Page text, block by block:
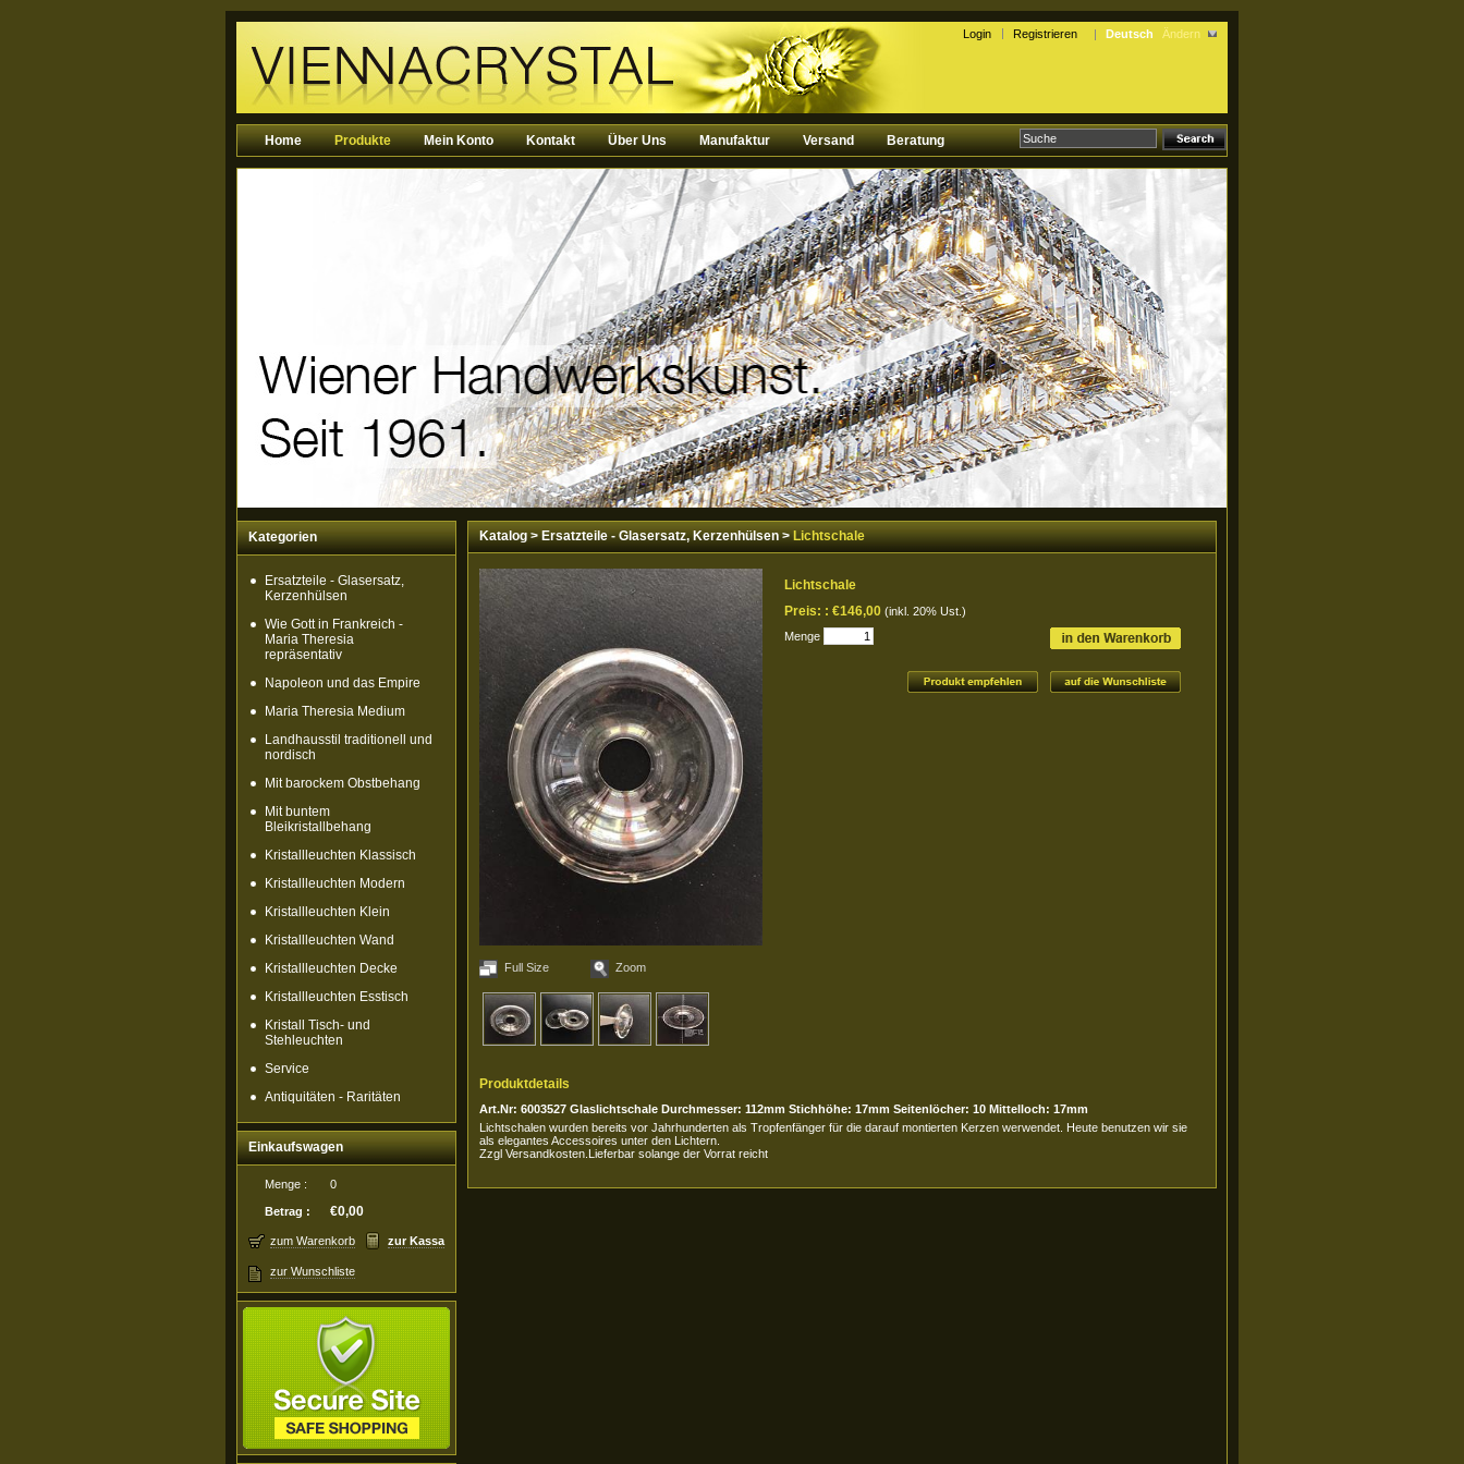
Deutsch Ändern
Login Registrieren
Home Produkte Mein Konto Kontakt Über Uns Manufaktur Versand Beratung
Kategorien
Ersatzteile - Glasersatz,
Kerzenhülsen
Wie Gott in Frankreich -
Maria Theresia
repräsentativ
Napoleon und das Empire
Maria Theresia Medium
Landhausstil traditionell und
nordisch
Mit barockem Obstbehang
Mit buntem
Bleikristallbehang
Kristallleuchten Klassisch
Kristallleuchten Modern
Kristallleuchten Klein
Kristallleuchten Wand
Kristallleuchten Decke
Kristallleuchten Esstisch
Kristall Tisch- und
Stehleuchten
Service
Antiquitäten - Raritäten
Einkaufswagen
Menge : 0
Betrag : €0,00
zum Warenkorb zur Kassa
zur Wunschliste
Katalog>Ersatzteile - Glasersatz, Kerzenhülsen>Lichtschale
Full Size Zoom
Lichtschale
Preis: : €146,00 (inkl. 20% Ust.)
Menge
Produktdetails
Art.Nr: 6003527 Glaslichtschale Durchmesser: 112mm Stichhöhe: 17mm Seitenlöcher: 10 Mittelloch: 17mm
Lichtschalen wurden bereits vor Jahrhunderten als Tropfenfänger für die darauf montierten Kerzen werwendet. Heute benutzen wir sie
als elegantes Accessoires unter den Lichtern.
Zzgl Versandkosten.Lieferbar solange der Vorrat reicht